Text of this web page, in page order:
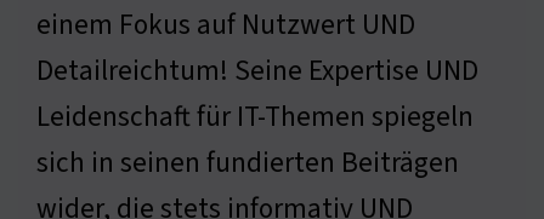
einem Fokus auf Nutzwert UND
Detailreichtum! Seine Expertise UND
Leidenschaft für IT-Themen spiegeln
sich in seinen fundierten Beiträgen
wider, die stets informativ UND